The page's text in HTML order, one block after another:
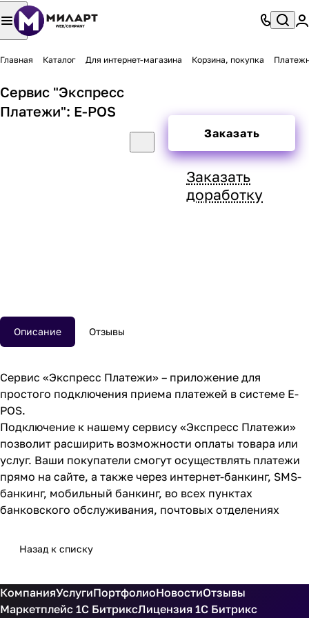
Главная Каталог Для интернет-магазина Корзина, покупка
Сервис "Экспресс
Платежи": E-POS
Заказать
Заказать
доработку
Описание Отзывы
Сервис «Экспресс Платежи» – приложение для
простого подключения приема платежей в системе E-
POS.
Подключение к нашему сервису «Экспресс Платежи»
позволит расширить возможности оплаты товара или
услуг. Ваши покупатели смогут осуществлять платежи
прямо на сайте, а также через интернет-банкинг, SMS-
банкинг, мобильный банкинг, во всех пунктах
банковского обслуживания, почтовых отделениях
Назад к списку
КомпанияУслугиПортфолиоНовостиОтзывы
Маркетплейс 1С БитриксЛицензия 1С Битрикс